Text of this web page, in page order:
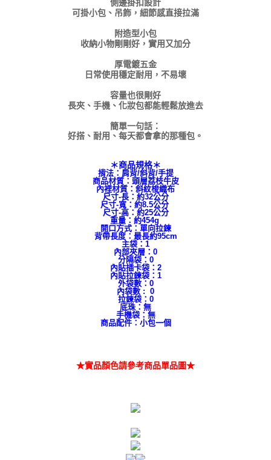
側邊掛扣設計
可掛小包、吊飾，細節感直接拉滿
附造型小包
收納小物剛剛好，實用又加分
厚電鍍五金
日常使用穩定耐用，不易壞
容量也很剛好
長夾、手機、化妝包都能輕鬆放進去
簡單一句話：
好搭、耐用、每天都會拿的那種包。
＊商品規格＊
揹法：肩背/斜背/手提
商品材質：頭層荔枝牛皮
內裡材質：斜紋梭織布
尺寸-長：約32公分
尺寸-寬：約8.5公分
尺寸-高：約25公分
重量：約454g
開口方式：單向拉鍊
背帶長度：最長約95cm
主袋：1
內部夾層：0
分隔袋：0
內貼插卡袋：2
內貼拉鍊袋：1
外袋數：0
內袋數 : 0
拉鍊袋：0
底珠：無
手機袋：無
商品配件：小包一個
★實品顏色請參考商品單品圖★